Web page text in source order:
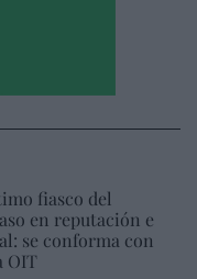
fiasco del
en reputación e
se conforma con
OIT